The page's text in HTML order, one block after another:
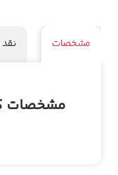
مشخصات
مشخصات